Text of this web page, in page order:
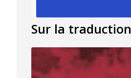
Sur la traduction